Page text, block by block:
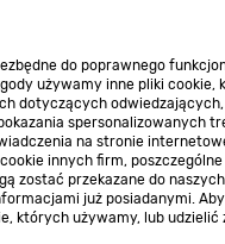
do poprawnego
używamy inne pliki cookie,
dotyczących odwiedzających,
spersonalizowanych
na stronie
innych firm, poszczególne
zostać przekazane do naszych
już posiadanymi.
których używamy, lub udzielić
Prawny obowiązek
zgodności towaru z
Program Brico PRO
Regulaminy